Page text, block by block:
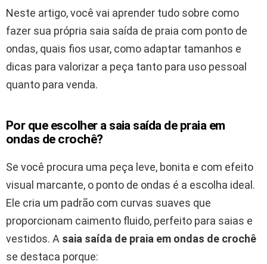
Neste artigo, você vai aprender tudo sobre como
fazer sua própria saia saída de praia com ponto de
ondas, quais fios usar, como adaptar tamanhos e
dicas para valorizar a peça tanto para uso pessoal
quanto para venda.
Por que escolher a saia saída de praia em
ondas de crochê?
Se você procura uma peça leve, bonita e com efeito
visual marcante, o ponto de ondas é a escolha ideal.
Ele cria um padrão com curvas suaves que
proporcionam caimento fluido, perfeito para saias e
vestidos. A saia saída de praia em ondas de crochê
se destaca porque: